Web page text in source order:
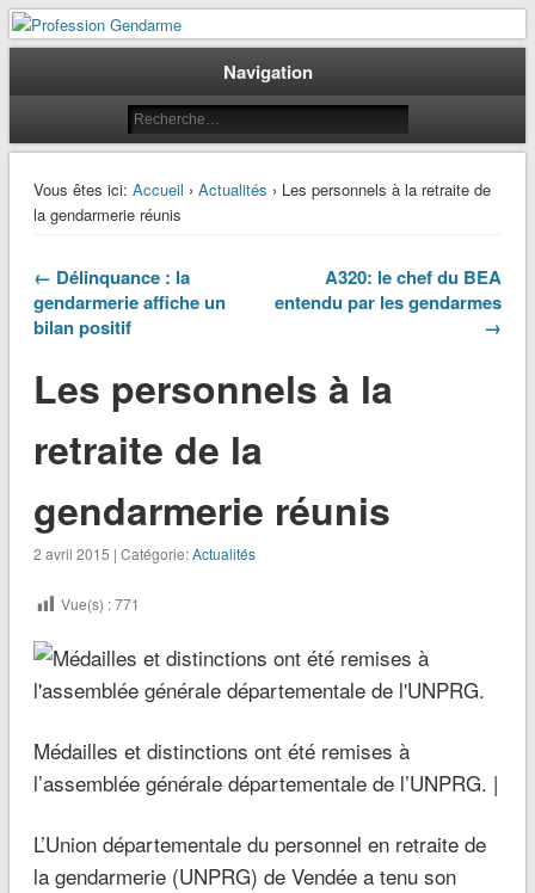
Profession Gendarme
Le journal des gendarmes
Navigation
Vous êtes ici: Accueil › Actualités › Les personnels à la retraite de
la gendarmerie réunis
← Délinquance : la
gendarmerie affiche un
bilan positif
A320: le chef du BEA
entendu par les gendarmes
→
Les personnels à la
retraite de la
gendarmerie réunis
2 avril 2015 | Catégorie:Actualités
Vue(s) :771
Médailles et distinctions ont été remises à
l’assemblée générale départementale de l’UNPRG. |
L’Union départementale du personnel en retraite de
la gendarmerie (UNPRG) de Vendée a tenu son